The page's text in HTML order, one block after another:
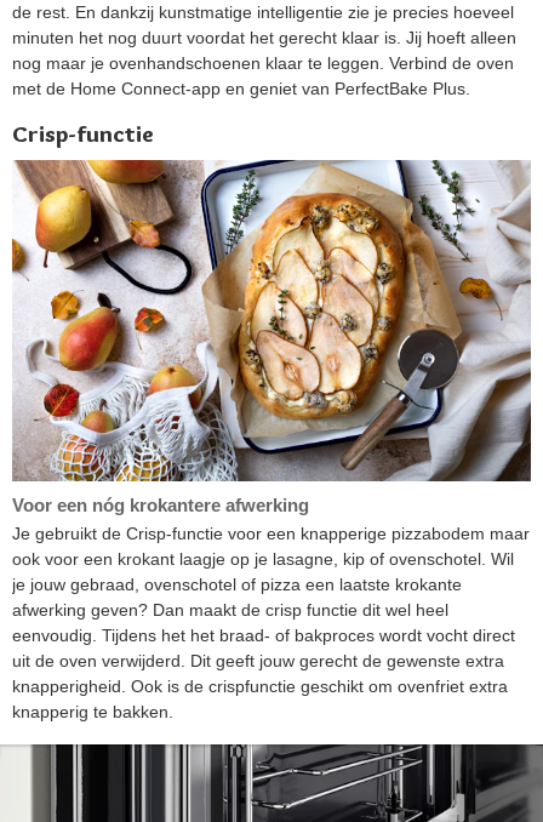
de rest. En dankzij kunstmatige intelligentie zie je precies hoeveel
minuten het nog duurt voordat het gerecht klaar is. Jij hoeft alleen
nog maar je ovenhandschoenen klaar te leggen. Verbind de oven
met de Home Connect-app en geniet van PerfectBake Plus.
Crisp-functie
Voor een nóg krokantere afwerking
Je gebruikt de Crisp-functie voor een knapperige pizzabodem maar
ook voor een krokant laagje op je lasagne, kip of ovenschotel. Wil
je jouw gebraad, ovenschotel of pizza een laatste krokante
afwerking geven? Dan maakt de crisp functie dit wel heel
eenvoudig. Tijdens het het braad- of bakproces wordt vocht direct
uit de oven verwijderd. Dit geeft jouw gerecht de gewenste extra
knapperigheid. Ook is de crispfunctie geschikt om ovenfriet extra
knapperig te bakken.